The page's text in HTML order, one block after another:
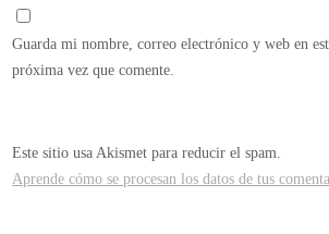
Guarda mi nombre, correo electrónico y web en
próxima vez que comente.
Este sitio usa Akismet para reducir el spam.
Aprende cómo se procesan los datos de tus